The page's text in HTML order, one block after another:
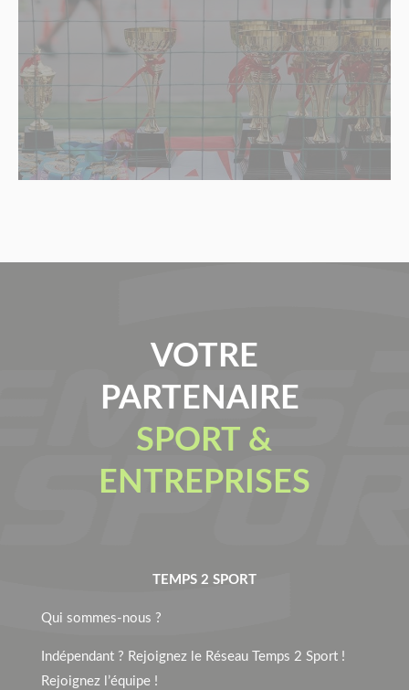
VOTRE
PARTENAIRE
SPORT &
ENTREPRISES
TEMPS 2 SPORT
Qui sommes-nous ?
Indépendant ? Rejoignez le Réseau Temps 2 Sport !
Rejoignez l’équipe !